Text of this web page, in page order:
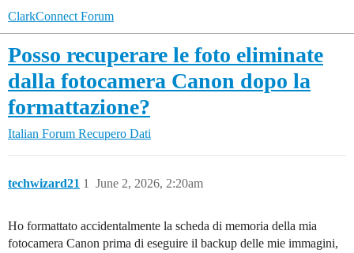
ClarkConnect Forum
Posso recuperare le foto eliminate
dalla fotocamera Canon dopo la
formattazione?
Italian Forum Recupero Dati
techwizard21 June 2, 2026, 2:20am
1
Ho formattato accidentalmente la scheda di memoria della mia
fotocamera Canon prima di eseguire il backup delle mie immagini,